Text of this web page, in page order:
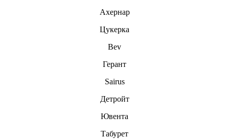
Ахернар
Цукерка
Bev
Герант
Sairus
Детройт
Ювента
Табурет